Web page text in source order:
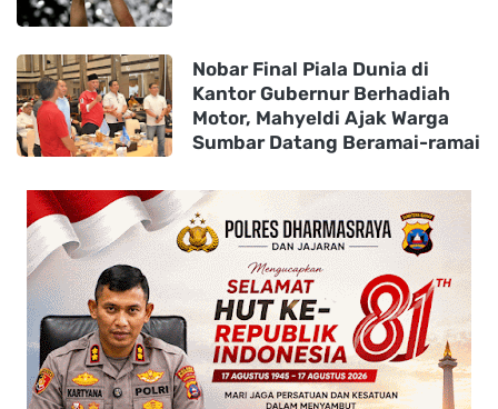
Nobar Final Piala Dunia di
Kantor Gubernur Berhadiah
Motor, Mahyeldi Ajak Warga
Sumbar Datang Beramai-ramai